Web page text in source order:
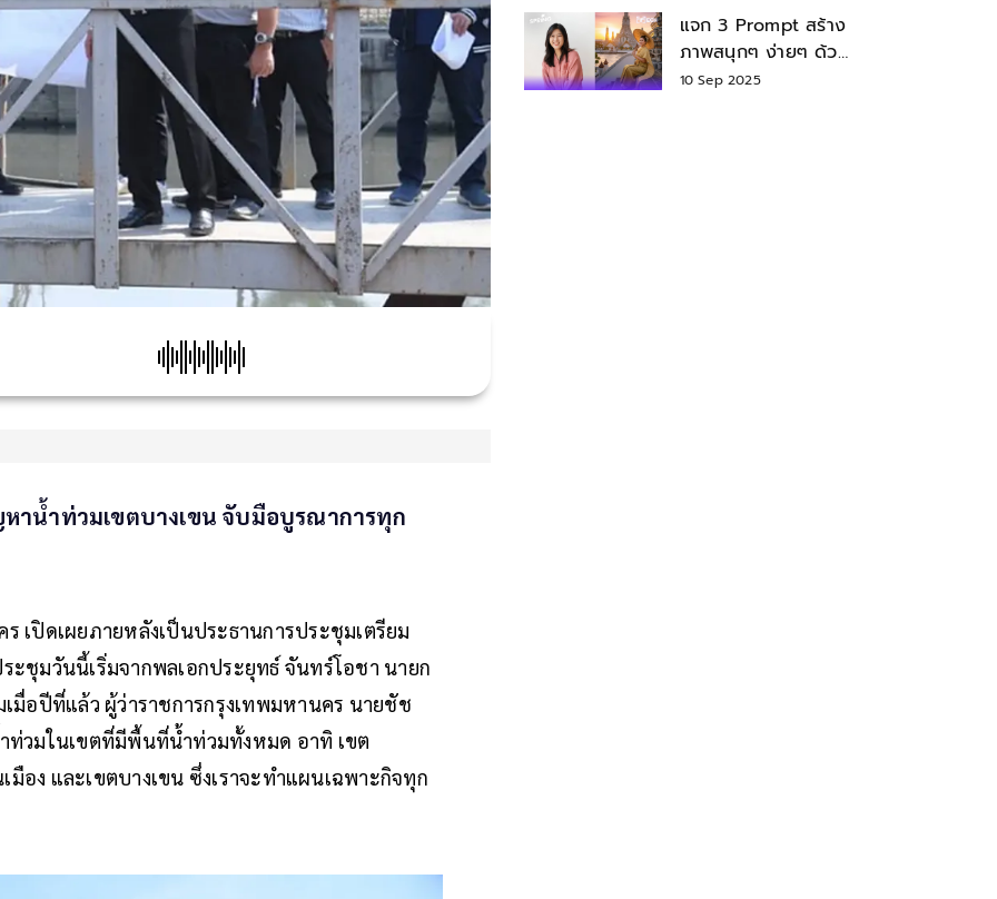
าน้ำท่วมเขตบางเขน จับมือบูรณาการทุก
เปิดเผยภายหลังเป็นประธานการประชุมเตรียม
ชุมวันนี้เริ่มจากพลเอกประยุทธ์ จันทร์โอชา นายก
มื่อปีที่แล้ว ผู้ว่าราชการกรุงเทพมหานคร นายชัช
ท่วมในเขตที่มีพื้นที่น้ำท่วมทั้งหมด อาทิ เขต
อง และเขตบางเขน ซึ่งเราจะทำแผนเฉพาะกิจทุก
แจก 3 Prompt สร้าง
ภาพสนุกๆ ง่ายๆ ด้วย
Nano Banana ใน
10 Sep 2025